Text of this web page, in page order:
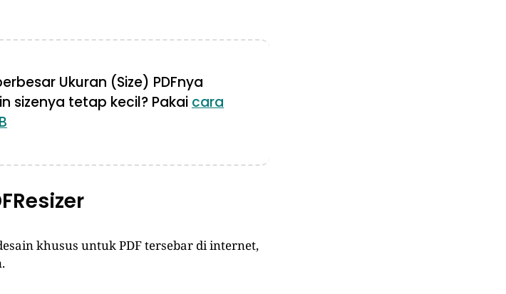
Ukuran (Size) PDFnya
sizenya tetap kecil? Pakai cara
khusus untuk PDF tersebar di internet,